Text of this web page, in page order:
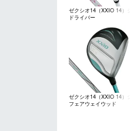
ゼクシオ14（XXIO 14）シ
リーズ
ドライバー
ゼクシオ14（XXIO 14）シ
リーズ
フェアウェイウッド